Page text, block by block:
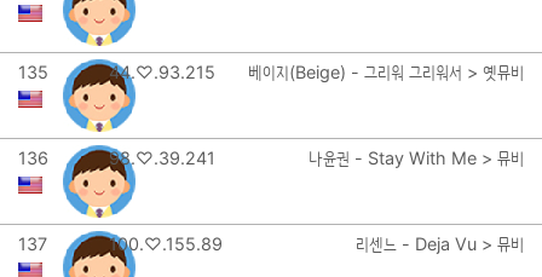
135 44.♡.93.215 베이지(Beige) - 그리워 그리워서 > 옛뮤비
136 98.♡.39.241 나윤권 - Stay With Me > 뮤비
137 100.♡.155.89 리센느 - Deja Vu > 뮤비